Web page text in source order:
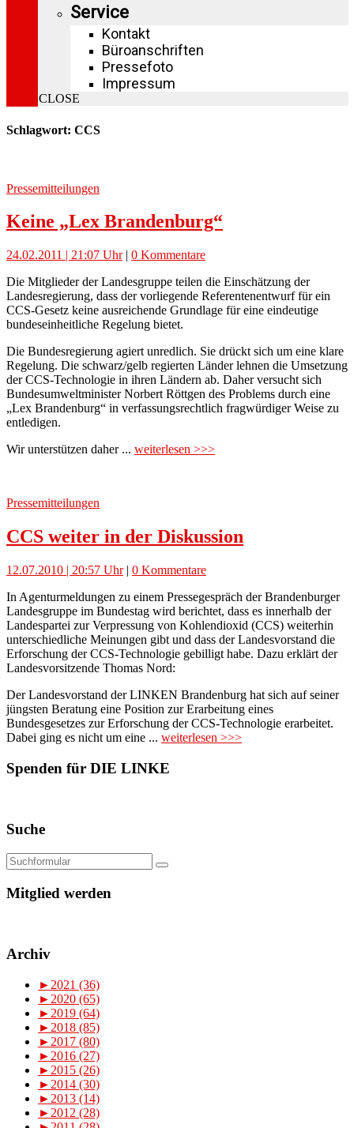
Service
Kontakt
Büroanschriften
Pressefoto
Impressum
CLOSE
Schlagwort: CCS
Pressemitteilungen
Keine „Lex Brandenburg“
24.02.2011 | 21:07 Uhr| 0 Kommentare
Die Mitglieder der Landesgruppe teilen die Einschätzung der
Landesregierung, dass der vorliegende Referentenentwurf für ein
CCS-Gesetz keine ausreichende Grundlage für eine eindeutige
bundeseinheitliche Regelung bietet.
Die Bundesregierung agiert unredlich. Sie drückt sich um eine klare
Regelung. Die schwarz/gelb regierten Länder lehnen die Umsetzung
der CCS-Technologie in ihren Ländern ab. Daher versucht sich
Bundesumweltminister Norbert Röttgen des Problems durch eine
„Lex Brandenburg“ in verfassungsrechtlich fragwürdiger Weise zu
entledigen.
Wir unterstützen daher ... weiterlesen >>>
Pressemitteilungen
CCS weiter in der Diskussion
12.07.2010 | 20:57 Uhr| 0 Kommentare
In Agenturmeldungen zu einem Pressegespräch der Brandenburger
Landesgruppe im Bundestag wird berichtet, dass es innerhalb der
Landespartei zur Verpressung von Kohlendioxid (CCS) weiterhin
unterschiedliche Meinungen gibt und dass der Landesvorstand die
Erforschung der CCS-Technologie gebilligt habe. Dazu erklärt der
Landesvorsitzende Thomas Nord:
Der Landesvorstand der LINKEN Brandenburg hat sich auf seiner
jüngsten Beratung eine Position zur Erarbeitung eines
Bundesgesetzes zur Erforschung der CCS-Technologie erarbeitet.
Dabei ging es nicht um eine ... weiterlesen >>>
Spenden für DIE LINKE
Suche
Mitglied werden
Archiv
► 2021 (36)
► 2020 (65)
► 2019 (64)
► 2018 (85)
► 2017 (80)
► 2016 (27)
► 2015 (26)
► 2014 (30)
► 2013 (14)
► 2012 (28)